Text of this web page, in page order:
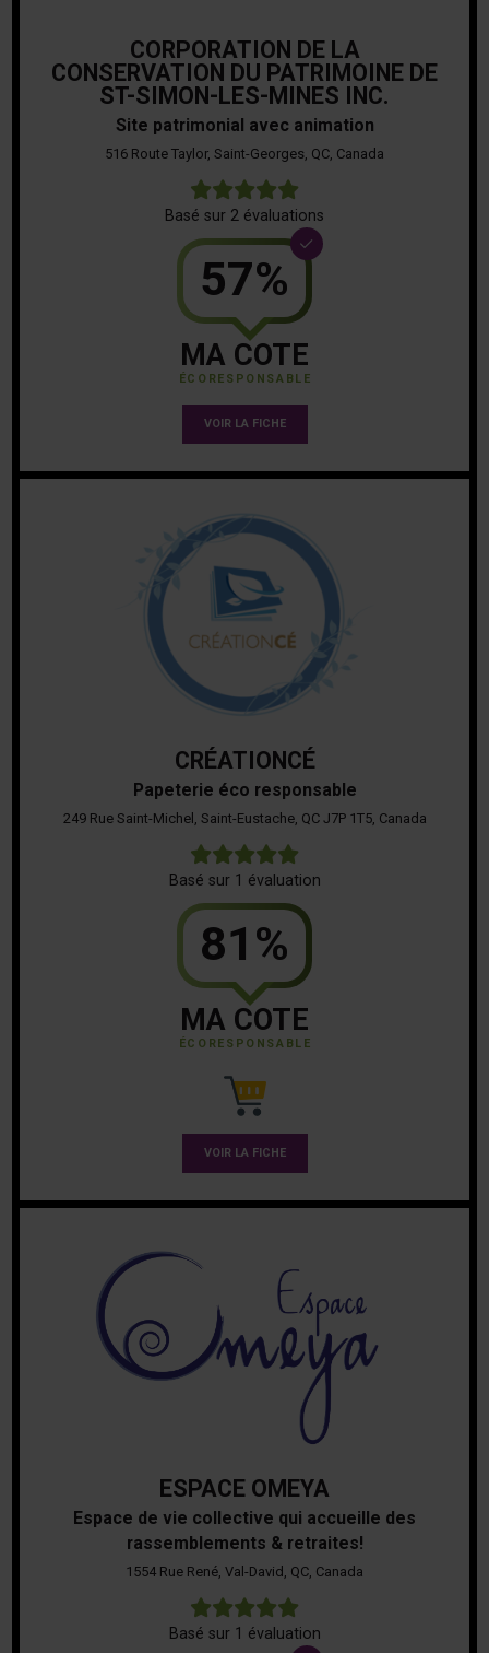
CORPORATION DE LA
CONSERVATION DU PATRIMOINE DE
ST-SIMON-LES-MINES INC.
Site patrimonial avec animation
516 Route Taylor, Saint-Georges, QC, Canada
Basé sur 2 évaluations
57%
MA COTE
ÉCORESPONSABLE
VOIR LA FICHE
CRÉATIONCÉ
Papeterie éco responsable
249 Rue Saint-Michel, Saint-Eustache, QC J7P 1T5, Canada
Basé sur 1 évaluation
81%
MA COTE
ÉCORESPONSABLE
VOIR LA FICHE
ESPACE OMEYA
Espace de vie collective qui accueille des
rassemblements & retraites!
1554 Rue René, Val-David, QC, Canada
Basé sur 1 évaluation